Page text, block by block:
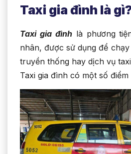
Taxi gia đình là
Taxi gia đìnhlà phương
nhân, được sử dụng để
truyền thống hay dịch vụ
Taxi gia đình có một số